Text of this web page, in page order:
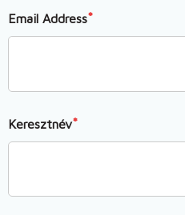
Email Address
Keresztnév